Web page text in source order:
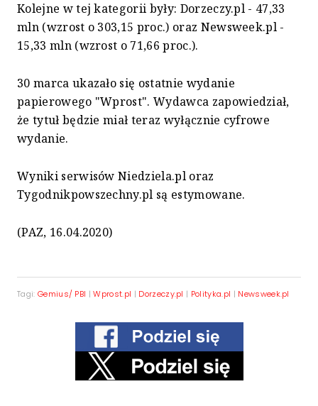
Kolejne w tej kategorii były: Dorzeczy.pl - 47,33
mln (wzrost o 303,15 proc.) oraz Newsweek.pl -
15,33 mln (wzrost o 71,66 proc.).
30 marca ukazało się ostatnie wydanie
papierowego "Wprost". Wydawca zapowiedział,
że tytuł będzie miał teraz wyłącznie cyfrowe
wydanie.
Wyniki serwisów Niedziela.pl oraz
Tygodnikpowszechny.pl są estymowane.
(PAZ, 16.04.2020)
Tagi: Gemius/ PBI |Wprost.pl | Dorzeczy.pl | Polityka.pl | Newsweek.pl